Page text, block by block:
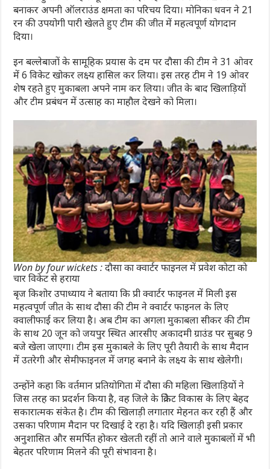
बनाकर अपनी ऑलराउंड क्षमता का परिचय दिया। मोनिका धवन ने 21
रन की उपयोगी पारी खेलते हुए टीम की जीत में महत्वपूर्ण योगदान
दिया।
इन बल्लेबाजों के सामूहिक प्रयास के दम पर दौसा की टीम ने 31 ओवर
में 6 विकेट खोकर लक्ष्य हासिल कर लिया। इस तरह टीम ने 19 ओवर
शेष रहते हुए मुकाबला अपने नाम कर लिया। जीत के बाद खिलाड़ियों
और टीम प्रबंधन में उत्साह का माहौल देखने को मिला।
Won by four wickets : दौसा का क्वार्टर फाइनल में प्रवेश कोटा को
चार विकेट से हराया
बृज किशोर उपाध्याय ने बताया कि प्री क्वार्टर फाइनल में मिली इस
महत्वपूर्ण जीत के साथ दौसा की टीम ने क्वार्टर फाइनल के लिए
क्वालीफाई कर लिया है। अब टीम का अगला मुकाबला सीकर की टीम
के साथ 20 जून को जयपुर स्थित आरसीए अकादमी ग्राउंड पर सुबह 9
बजे खेला जाएगा। टीम इस मुकाबले के लिए पूरी तैयारी के साथ मैदान
में उतरेगी और सेमीफाइनल में जगह बनाने के लक्ष्य के साथ खेलेगी।
उन्होंने कहा कि वर्तमान प्रतियोगिता में दौसा की महिला खिलाड़ियों ने
जिस तरह का प्रदर्शन किया है, वह जिले के क्रिकेट विकास के लिए बेहद
सकारात्मक संकेत है। टीम की खिलाड़ी लगातार मेहनत कर रही हैं और
उसका परिणाम मैदान पर दिखाई दे रहा है। यदि खिलाड़ी इसी प्रकार
अनुशासित और समर्पित होकर खेलती रहीं तो आने वाले मुकाबलों में भी
बेहतर परिणाम मिलने की पूरी संभावना है।